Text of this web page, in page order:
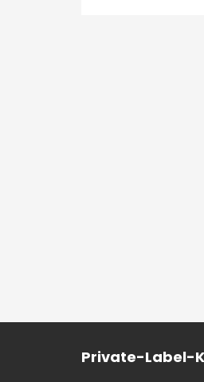
Private-Label-